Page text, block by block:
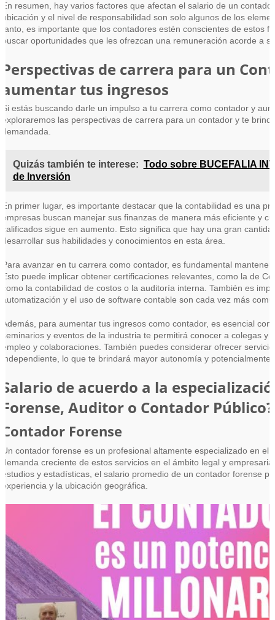
En resumen, hay varios factores que afectan el salario de un
ubicación y el nivel de responsabilidad son solo algunos de los
tanto, es importante que los contadores estén conscientes de estos
buscar oportunidades que les ofrezcan una remuneración acorde a
Perspectivas de carrera para un
aumentar tus ingresos
Si estás buscando darle un impulso a tu carrera como contador y
exploraremos las perspectivas de carrera para un contador y te
demandada.
Quizás también te interese: Todo sobre BUCEFALIA
de Inversión
En primer lugar, es importante destacar que la contabilidad es una
empresas buscan manejar sus finanzas de manera más eficiente y
calificados sigue en aumento. Esto significa que hay una gran
desarrollar sus habilidades y conocimientos en esta área.
Para avanzar en tu carrera como contador, es fundamental
Esto puede implicar obtener certificaciones relevantes, como la de
como la contabilidad de costos o la auditoría interna. También es
automatización y el uso de software contable son cada vez más
Además, para aumentar tus ingresos como contador, es esencial
seminarios y eventos de la industria te permitirá conocer a colegas
empleo y colaboraciones. También puedes considerar ofrecer
independiente, lo que te brindará mayor autonomía y potencialmente
Salario de acuerdo a la
Forense, Auditor o Contador Público?
Contador Forense
Un contador forense es un profesional altamente especializado en
demanda creciente de estos servicios en el ámbito legal y
estudios y estadísticas, el salario promedio de un contador forense
experiencia y la ubicación geográfica.